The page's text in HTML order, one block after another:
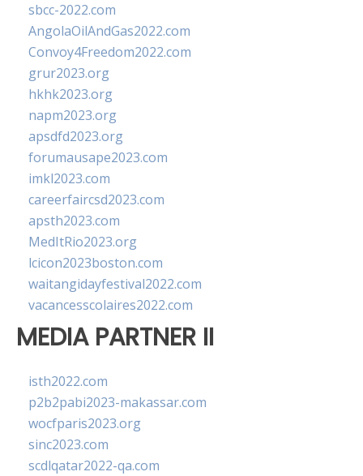
sbcc-2022.com
AngolaOilAndGas2022.com
Convoy4Freedom2022.com
grur2023.org
hkhk2023.org
napm2023.org
apsdfd2023.org
forumausape2023.com
imkl2023.com
careerfaircsd2023.com
apsth2023.com
MedItRio2023.org
lcicon2023boston.com
waitangidayfestival2022.com
vacancesscolaires2022.com
MEDIA PARTNER II
isth2022.com
p2b2pabi2023-makassar.com
wocfparis2023.org
sinc2023.com
scdlqatar2022-qa.com